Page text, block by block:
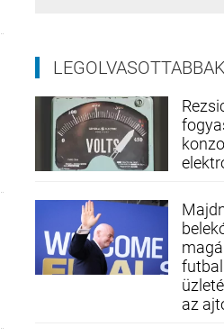
LEGOLVASOTTABBAK
az